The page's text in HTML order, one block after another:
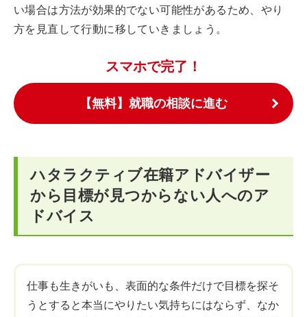
い場合は方法が効果的でない可能性があるため、やり
方を見直して行動に移していきましょう。
スマホで完了！
【無料】就職の相談に進む
ハタラクティブ在籍アドバイザー
から目標が見つからない人へのア
ドバイス
仕事も生きがいも、表面的な条件だけで目標を探そ
うとすると本当にやりたい気持ちにはならず、なか